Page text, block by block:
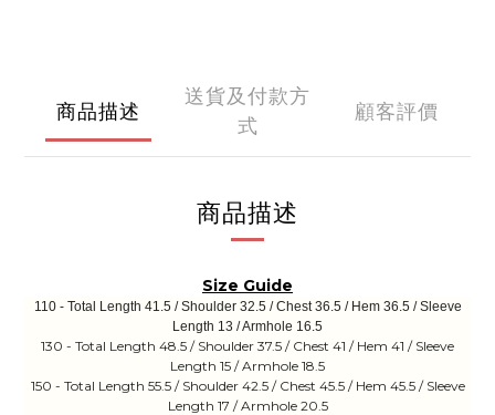
商品描述
送貨及付款方
式
顧客評價
商品描述
Size Guide
110 - Total Length 41.5 / Shoulder 32.5 / Chest 36.5 / Hem 36.5 / Sleeve
Length 13 / Armhole 16.5
130 - Total Length 48.5 / Shoulder 37.5 / Chest 41 / Hem 41 / Sleeve
Length 15 / Armhole 18.5
150 - Total Length 55.5 / Shoulder 42.5 / Chest 45.5 / Hem 45.5 / Sleeve
Length 17 / Armhole 20.5